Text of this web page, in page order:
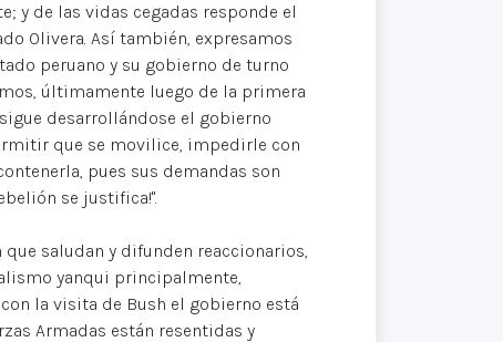
y de las vidas cegadas responde el
Olivera. Así también, expresamos
peruano y su gobierno de turno
últimamente luego de la primera
desarrollándose el gobierno
que se movilice, impedirle con
pues sus demandas son
se justifica!".
saludan y difunden reaccionarios,
yanqui principalmente,
la visita de Bush el gobierno está
Armadas están resentidas y